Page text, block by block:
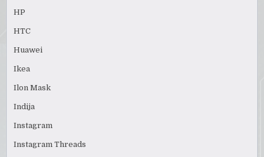
HP
HTC
Huawei
Ikea
Ilon Mask
Indija
Instagram
Instagram Threads